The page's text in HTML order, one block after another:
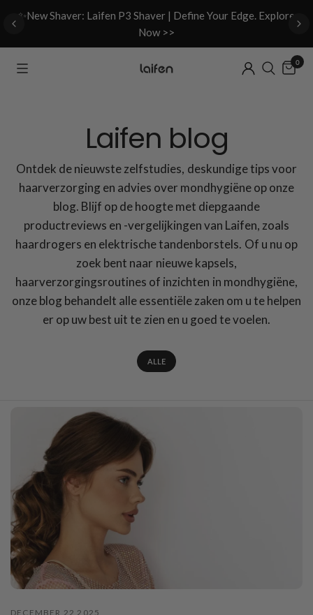
✨New Shaver: Laifen P3 Shaver | Define Your Edge. Explore
Now >>
0
Laifen blog
Ontdek de nieuwste zelfstudies, deskundige tips voor
haarverzorging en advies over mondhygiëne op onze
blog. Blijf op de hoogte met diepgaande
productreviews en -vergelijkingen van Laifen, zoals
haardrogers en elektrische tandenborstels. Of u nu op
zoek bent naar nieuwe kapsels,
haarverzorgingsroutines of inzichten in mondhygiëne,
onze blog behandelt alle essentiële zaken om u te helpen
er op uw best uit te zien en u goed te voelen.
ALLE
DECEMBER 22 2025